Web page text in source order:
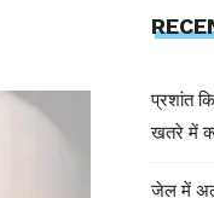
प्रशांत
खतरे में
जेल में